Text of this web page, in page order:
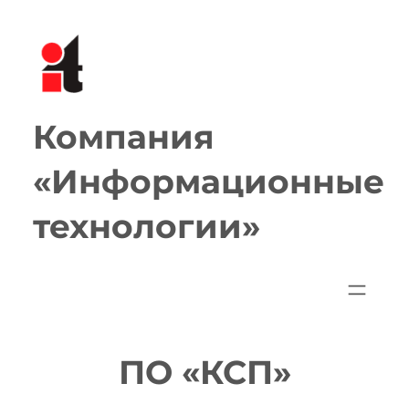
содержимому
Компания
«Информационные
технологии»
ПО «КСП»